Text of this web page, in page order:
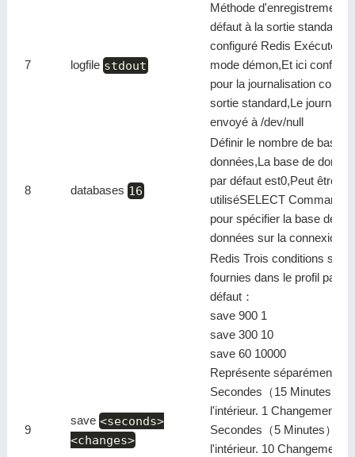
7 logfile stdout
Méthode
défaut à la sortie
configuré Redis Exécuter
mode démon,Et ici
pour la journalisation
sortie standard,Le journal
envoyé à /dev/null
8 databases 16
Définir le nombre de bases
données,La base de
par défaut est0,Peut être
utiliséSELECT Commande
pour spécifier la base de
données sur la connexionid
9
save <seconds>
<changes>
Redis Trois conditions sont
fournies dans le profil par
défaut：
save 900 1
save 300 10
save 60 10000
Représente séparément
Secondes（15 Minutes）À
l'intérieur. 1
Secondes（5 Minutes）À
l'intérieur. 10 Changements